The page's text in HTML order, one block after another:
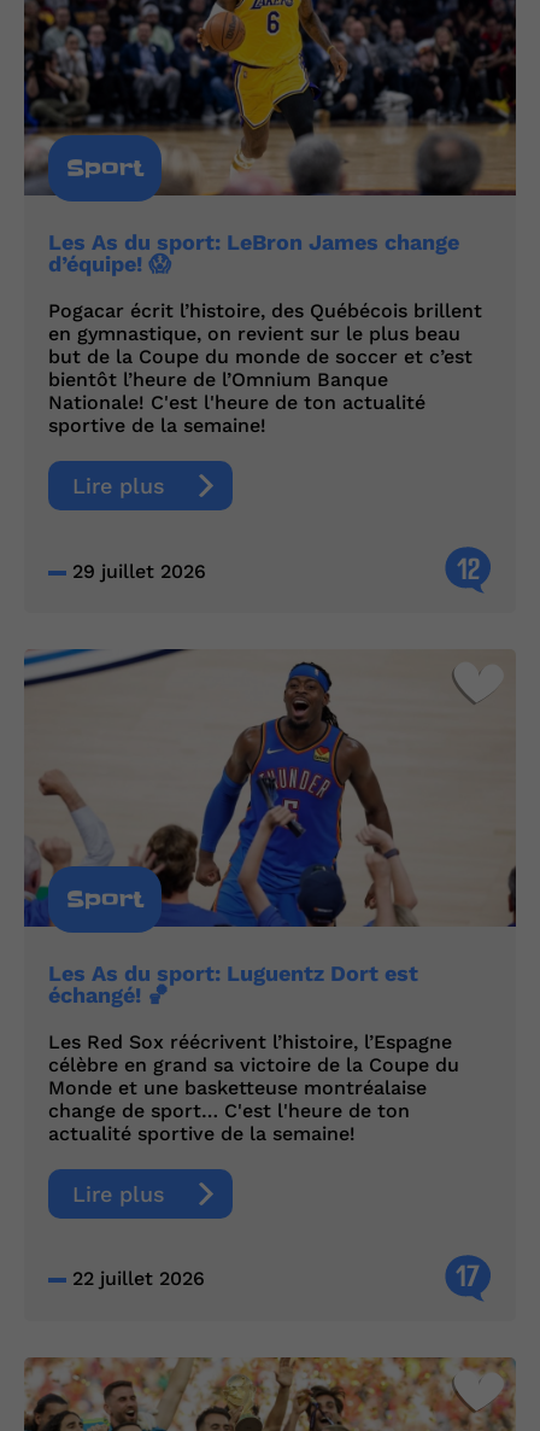
Sport
Les As du sport: LeBron James change
d’équipe! 😱
Pogacar écrit l’histoire, des Québécois brillent
en gymnastique, on revient sur le plus beau
but de la Coupe du monde de soccer et c’est
bientôt l’heure de l’Omnium Banque
Nationale! C'est l'heure de ton actualité
sportive de la semaine!
Lire plus
29 juillet 2026 12
Sport
Les As du sport: Luguentz Dort est
échangé! 🏀
Les Red Sox réécrivent l’histoire, l’Espagne
célèbre en grand sa victoire de la Coupe du
Monde et une basketteuse montréalaise
change de sport… C'est l'heure de ton
actualité sportive de la semaine!
Lire plus
22 juillet 2026 17